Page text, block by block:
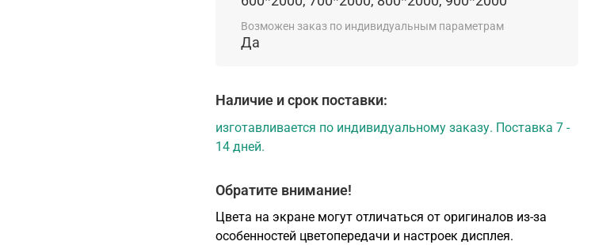
двери осуществляется на четыре березовых шканта
и четыре винта размером 6*130мм.
Возможен заказ по индивидуальным параметрам
Да
Наличие и срок поставки:
изготавливается по индивидуальному заказу. Поставка 7 -
14 дней.
Обратите внимание!
Цвета на экране могут отличаться от оригиналов из-за
особенностей цветопередачи и настроек дисплея.